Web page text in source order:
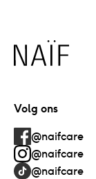
Naïf
Volg ons
@naifcare
@naifcare
@naifcare